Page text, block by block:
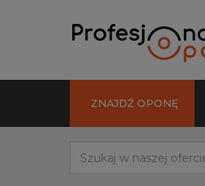
ZNAJDŹ OPONĘ